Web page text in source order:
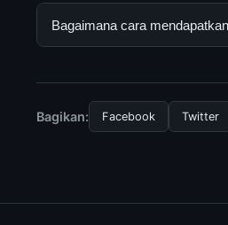
mengunjungi situs resmi dan
Ya, Tag/Komitmen Terhadap
Bagaimana cara
dan terpercaya.
Bagikan: Facebook Twitter